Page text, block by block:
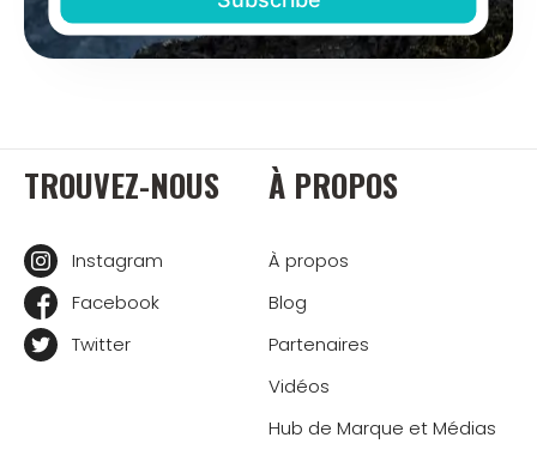
TROUVEZ-NOUS
Instagram
Facebook
Twitter
À PROPOS
À propos
Blog
Partenaires
Vidéos
Hub de Marque et Médias